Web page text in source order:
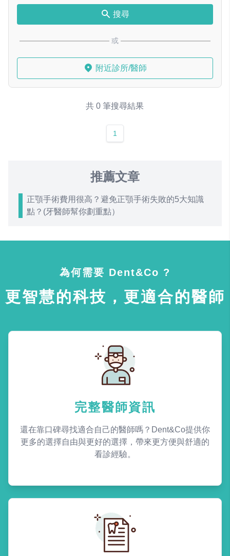
搜尋
或
附近診所/醫師
共 0 筆搜尋結果
1
推薦文章
正顎手術費用很高？避免正顎手術失敗的5大知識
點？(牙醫師幫你劃重點）
為何需要 Dent&Co ?
更智慧的科技，更適合的醫師
完整醫師資訊
還在靠口碑尋找適合自己的醫師嗎？Dent&Co提供你
更多的選擇自由與更好的選擇，帶來更方便與舒適的
看診經驗。